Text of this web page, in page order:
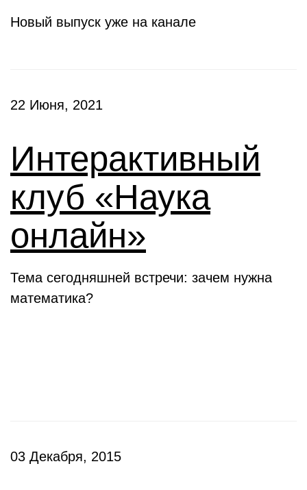
Новый выпуск уже на канале
22 Июня, 2021
Интерактивный
клуб «Наука
онлайн»
Тема сегодняшней встречи: зачем нужна
математика?
03 Декабря, 2015